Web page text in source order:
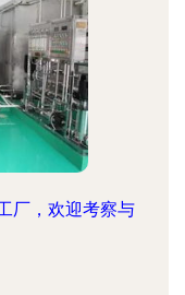
厂，欢迎考察与